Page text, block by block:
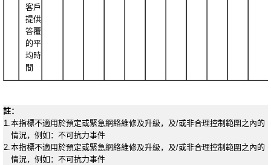
客戶
提供
答覆
的平
均時
間
註：
1.本指標不適用於預定或緊急網絡維修及升級，及/或非合理控制範圍之內的
情況，例如：不可抗力事件
2.本指標不適用於預定或緊急網絡維修及升級，及/或非合理控制範圍之內的
情況，例如：不可抗力事件